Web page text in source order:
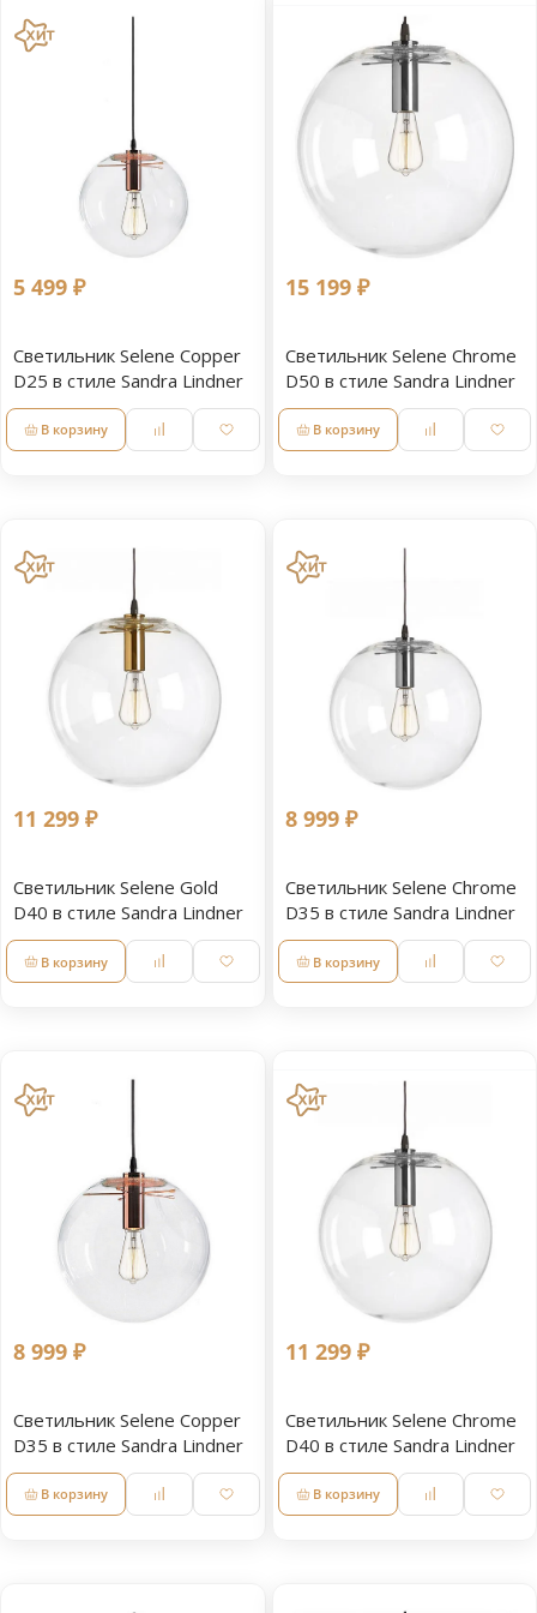
5 499 ₽
Светильник Selene Copper
D25 в стиле Sandra Lindner
В корзину
15 199 ₽
Светильник Selene Chrome
D50 в стиле Sandra Lindner
В корзину
11 299 ₽
Светильник Selene Gold
D40 в стиле Sandra Lindner
В корзину
8 999 ₽
Светильник Selene Chrome
D35 в стиле Sandra Lindner
В корзину
8 999 ₽
Светильник Selene Copper
D35 в стиле Sandra Lindner
В корзину
11 299 ₽
Светильник Selene Chrome
D40 в стиле Sandra Lindner
В корзину